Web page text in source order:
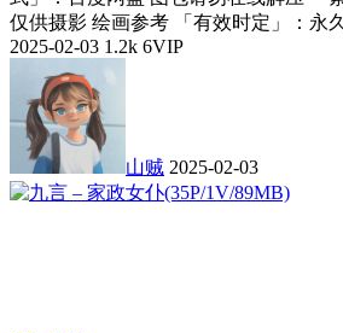
仅供摄影 绘画参考 「有效时定」：永
2025-02-03 1.2k 6VIP
山贼 2025-02-03